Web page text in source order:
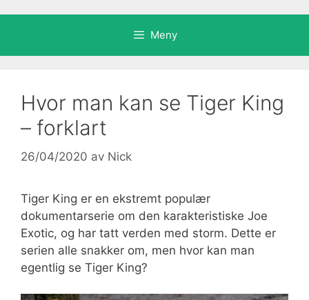
Meny
Hvor man kan se Tiger King
– forklart
26/04/2020 av Nick
Tiger King er en ekstremt populær
dokumentarserie om den karakteristiske Joe
Exotic, og har tatt verden med storm. Dette er
serien alle snakker om, men hvor kan man
egentlig se Tiger King?